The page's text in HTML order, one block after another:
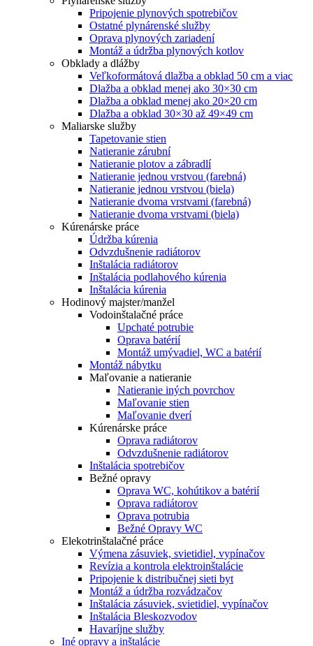
Pripojenie plynových spotrebičov
Ostatné plynárenské služby
Oprava plynových zariadení
Montáž a údržba plynových kotlov
Obklady a dlážby
Veľkoformátová dlažba a obklad 50 cm a viac
Dlažba a obklad menej ako 30×30 cm
Dlažba a obklad menej ako 20×20 cm
Dlažba a obklad 30×30 až 49×49 cm
Maliarske služby
Tapetovanie stien
Natieranie zárubní
Natieranie plotov a zábradlí
Natieranie jednou vrstvou (farebná)
Natieranie jednou vrstvou (biela)
Natieranie dvoma vrstvami (farebná)
Natieranie dvoma vrstvami (biela)
Kúrenárske práce
Údržba kúrenia
Odvzdušnenie radiátorov
Inštalácia radiátorov
Inštalácia podlahového kúrenia
Inštalácia kúrenia
Hodinový majster/manžel
Vodoinštalačné práce
Upchaté potrubie
Oprava batérií
Montáž umývadiel, WC a batérií
Montáž nábytku
Maľovanie a natieranie
Natieranie iných povrchov
Maľovanie stien
Maľovanie dverí
Kúrenárske práce
Oprava radiátorov
Odvzdušnenie radiátorov
Inštalácia spotrebičov
Bežné opravy
Oprava WC, kohútikov a batérií
Oprava radiátorov
Oprava potrubia
Bežné Opravy WC
Elekotrinštalačné práce
Výmena zásuviek, svietidiel, vypínačov
Revízia a kontrola elektroinštalácie
Pripojenie k distribučnej sieti byt
Montáž a údržba rozvádzačov
Inštalácia zásuviek, svietidiel, vypínačov
Inštalácia Bleskozvodov
Havaríjne služby
Iné opravy a inštalácie